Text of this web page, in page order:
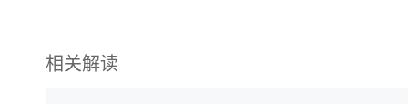
相关解读